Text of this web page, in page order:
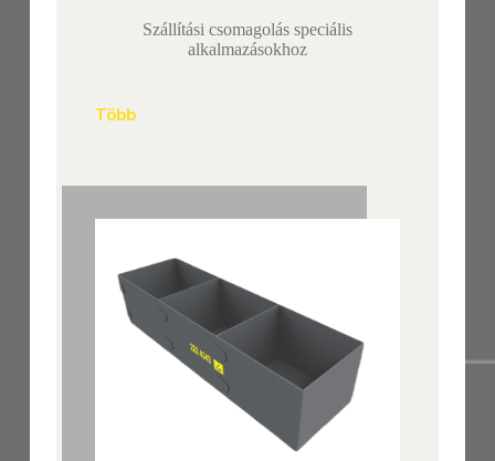
Szállítási csomagolás speciális
alkalmazásokhoz
Több